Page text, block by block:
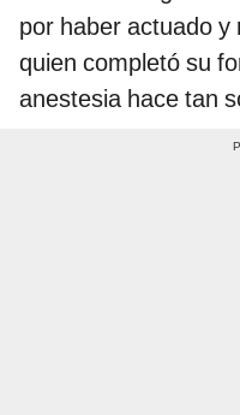
por haber actuado y
quien completó su
anestesia hace tan